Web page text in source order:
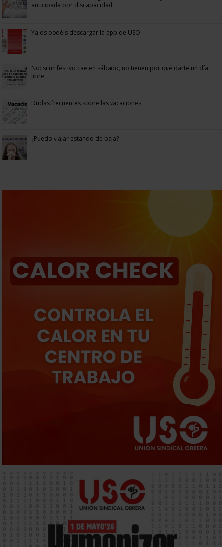
anticipada por discapacidad
Ya os podéis descargar la app de USO
No: si un festivo cae en sábado, no tienen por qué darte un día
libre
Dudas frecuentes sobre las vacaciones
¿Puedo viajar estando de baja?